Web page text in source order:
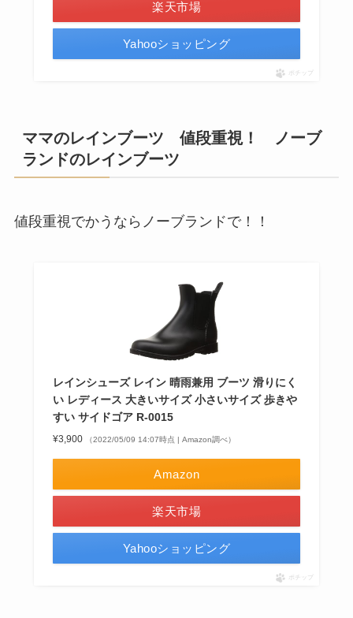
楽天市場
Yahooショッピング
ポチップ
ママのレインブーツ 値段重視！ ノーブ
ランドのレインブーツ
値段重視でかうならノーブランドで！！
レインシューズ レイン 晴雨兼用 ブーツ 滑りにく
い レディース 大きいサイズ 小さいサイズ 歩きや
すい サイドゴア R-0015
¥3,900 （2022/05/09 14:07時点 | Amazon調べ）
Amazon
楽天市場
Yahooショッピング
ポチップ